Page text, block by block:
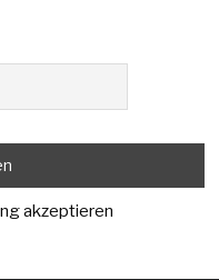
akzeptieren